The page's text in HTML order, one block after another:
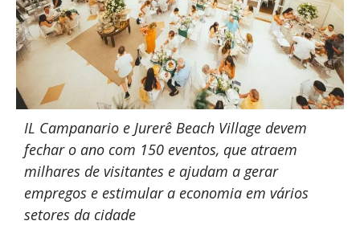
IL Campanario e Jurerê Beach Village devem
fechar o ano com 150 eventos, que atraem
milhares de visitantes e ajudam a gerar
empregos e estimular a economia em vários
setores da cidade